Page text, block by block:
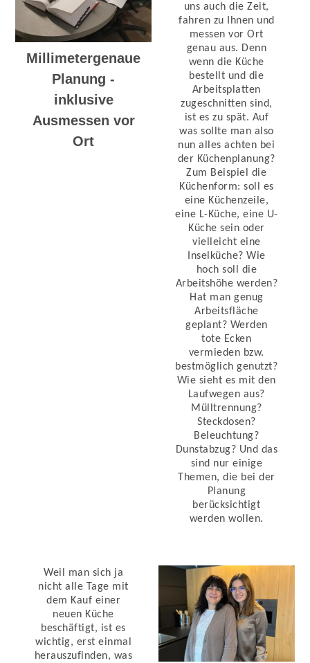
Millimetergenaue
Planung -
inklusive
Ausmessen vor
Ort
uns auch die Zeit,
fahren zu Ihnen und
messen vor Ort
genau aus. Denn
wenn die Küche
bestellt und die
Arbeitsplatten
zugeschnitten sind,
ist es zu spät. Auf
was sollte man also
nun alles achten bei
der Küchenplanung?
Zum Beispiel die
Küchenform: soll es
eine Küchenzeile,
eine L-Küche, eine U-
Küche sein oder
vielleicht eine
Inselküche? Wie
hoch soll die
Arbeitshöhe werden?
Hat man genug
Arbeitsfläche
geplant? Werden
tote Ecken
vermieden bzw.
bestmöglich genutzt?
Wie sieht es mit den
Laufwegen aus?
Mülltrennung?
Steckdosen?
Beleuchtung?
Dunstabzug? Und das
sind nur einige
Themen, die bei der
Planung
berücksichtigt
werden wollen.
Weil man sich ja
nicht alle Tage mit
dem Kauf einer
neuen Küche
beschäftigt, ist es
wichtig, erst einmal
herauszufinden, was